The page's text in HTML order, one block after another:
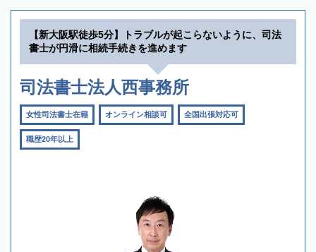
【新大阪駅徒歩5分】トラブルが起こらないように、司法
書士が円滑に相続手続きを進めます
司法書士法人西事務所
女性司法書士在籍 オンライン相談可 全国出張対応可
職歴20年以上